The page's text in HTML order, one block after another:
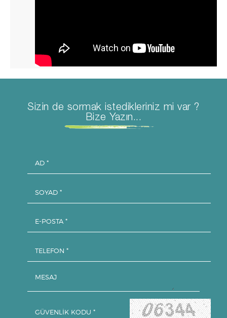
Sizin de sormak istedikleriniz mi var ?
Bize Yazın...